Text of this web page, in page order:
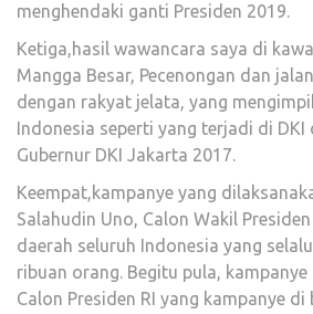
menghendaki ganti Presiden 2019.
Ketiga,hasil wawancara saya di
Mangga Besar, Pecenongan dan
dengan rakyat jelata, yang
Indonesia seperti yang terjadi di
Gubernur DKI Jakarta 2017.
Keempat,kampanye yang
Salahudin Uno, Calon Wakil
daerah seluruh Indonesia yang
ribuan orang. Begitu pula,
Calon Presiden RI yang kampanye di